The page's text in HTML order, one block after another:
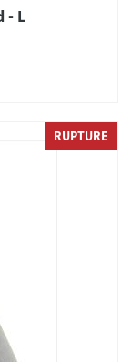
- L
RUPTURE